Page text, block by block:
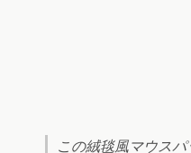
この絨毯風マウス